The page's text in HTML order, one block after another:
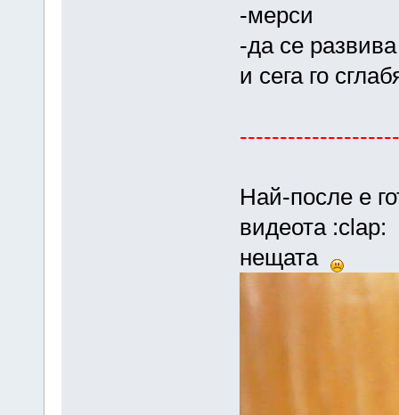
-мерси
-да се
и сега го
Най-после е
видеота
нещата